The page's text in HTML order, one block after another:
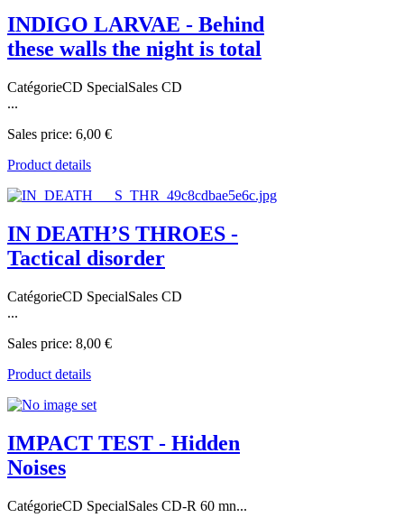
INDIGO LARVAE - Behind
these walls the night is total
CatégorieCD SpecialSales CD
...
Sales price: 6,00 €
Product details
IN DEATH’S THROES -
Tactical disorder
CatégorieCD SpecialSales CD
...
Sales price: 8,00 €
Product details
IMPACT TEST - Hidden
Noises
CatégorieCD SpecialSales CD-R 60 mn...